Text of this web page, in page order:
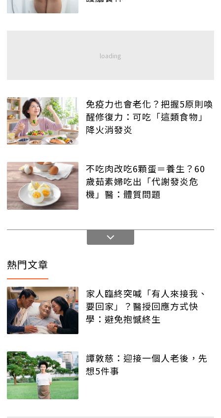
免疫力也會老化？把握5原則喚
醒修復力：可吃「這類食物」
降火消發炎
不吃肉改吃6顆蛋＝養生？60
歲茹素婦吃出「代謝發炎危
機」醫：體質問題
熱門文章
家人臨終突喊「有人來接我、
要回家」？醫授回應方式快
學：避免抱憾終生
譚敦慈：迎接一個人老後，先
想5件事